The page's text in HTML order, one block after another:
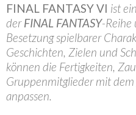
FINAL FANTASY VI ist
derFINAL FANTASY-Reihe
Besetzung spielbarer
Geschichten, Zielen und
können die Fertigkeiten,
Gruppenmitglieder mit
anpassen.